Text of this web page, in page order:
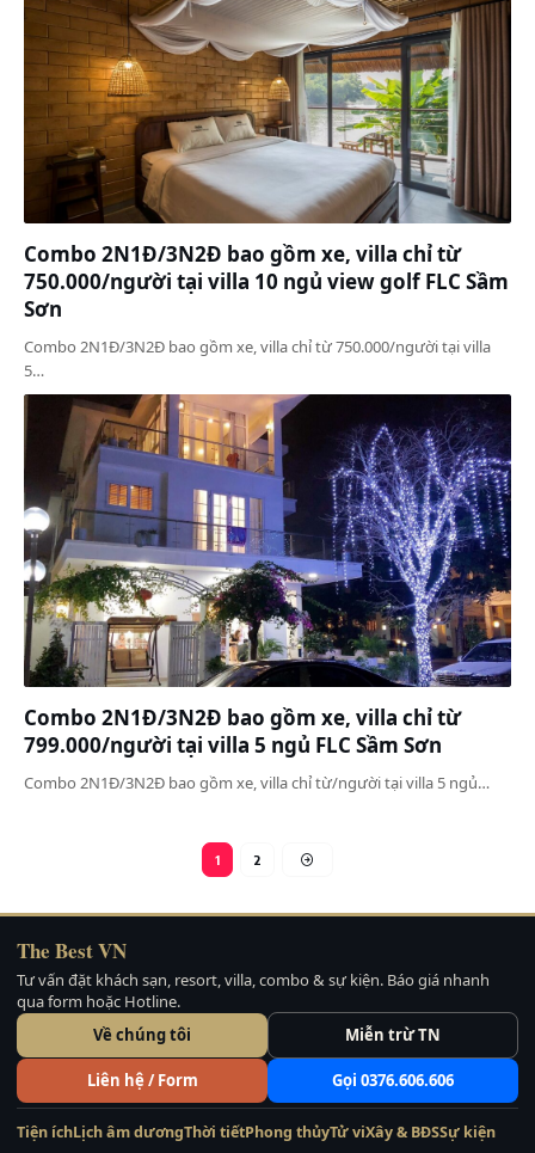
Combo 2N1Đ/3N2Đ bao gồm xe, villa chỉ từ
750.000/người tại villa 10 ngủ view golf FLC Sầm
Sơn
Combo 2N1Đ/3N2Đ bao gồm xe, villa chỉ từ 750.000/người tại villa
5…
Combo 2N1Đ/3N2Đ bao gồm xe, villa chỉ từ
799.000/người tại villa 5 ngủ FLC Sầm Sơn
Combo 2N1Đ/3N2Đ bao gồm xe, villa chỉ từ/người tại villa 5 ngủ…
1 2
The Best VN
Tư vấn đặt khách sạn, resort, villa, combo & sự kiện. Báo giá nhanh
qua form hoặc Hotline.
Về chúng tôi
Miễn trừ TN
Liên hệ / Form Gọi 0376.606.606
Tiện íchLịch âm dươngThời tiếtPhong thủyTử viXây & BĐSSự kiện